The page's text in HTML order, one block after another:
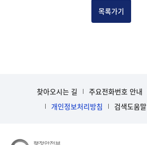
표
목록가기
찾아오시는 길 주요전화번호 안내
개인정보처리방침
검색도움말